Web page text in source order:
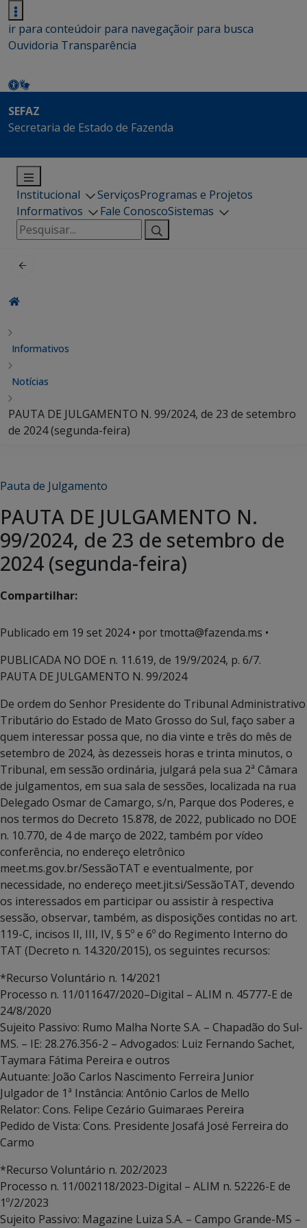
ir para conteúdoir para navegaçãoir para busca
Ouvidoria Transparência
SEFAZ
Secretaria de Estado de Fazenda
Institucional ServiçosProgramas e Projetos
Informativos
Fale ConoscoSistemas
Pesquisar
por:
Informativos
Notícias
PAUTA DE JULGAMENTO N. 99/2024, de 23 de setembro
de 2024 (segunda-feira)
Pauta de Julgamento
PAUTA DE JULGAMENTO N.
99/2024, de 23 de setembro de
2024 (segunda-feira)
Compartilhar:
Publicado em 19 set 2024• por tmotta@fazenda.ms •
PUBLICADA NO DOE n. 11.619, de 19/9/2024, p. 6/7.
PAUTA DE JULGAMENTO N. 99/2024
De ordem do Senhor Presidente do Tribunal Administrativo
Tributário do Estado de Mato Grosso do Sul, faço saber a
quem interessar possa que, no dia vinte e três do mês de
setembro de 2024, às dezesseis horas e trinta minutos, o
Tribunal, em sessão ordinária, julgará pela sua 2ª Câmara
de julgamentos, em sua sala de sessões, localizada na rua
Delegado Osmar de Camargo, s/n, Parque dos Poderes, e
nos termos do Decreto 15.878, de 2022, publicado no DOE
n. 10.770, de 4 de março de 2022, também por vídeo
conferência, no endereço eletrônico
meet.ms.gov.br/SessãoTAT e eventualmente, por
necessidade, no endereço meet.jit.si/SessãoTAT, devendo
os interessados em participar ou assistir à respectiva
sessão, observar, também, as disposições contidas no art.
119-C, incisos II, III, IV, § 5º e 6º do Regimento Interno do
TAT (Decreto n. 14.320/2015), os seguintes recursos:
*Recurso Voluntário n. 14/2021
Processo n. 11/011647/2020–Digital – ALIM n. 45777-E de
24/8/2020
Sujeito Passivo: Rumo Malha Norte S.A. – Chapadão do Sul-
MS. – IE: 28.276.356-2 – Advogados: Luiz Fernando Sachet,
Taymara Fátima Pereira e outros
Autuante: João Carlos Nascimento Ferreira Junior
Julgador de 1ª Instância: Antônio Carlos de Mello
Relator: Cons. Felipe Cezário Guimaraes Pereira
Pedido de Vista: Cons. Presidente Josafá José Ferreira do
Carmo
*Recurso Voluntário n. 202/2023
Processo n. 11/002118/2023-Digital – ALIM n. 52226-E de
1º/2/2023
Sujeito Passivo: Magazine Luiza S.A. – Campo Grande-MS –